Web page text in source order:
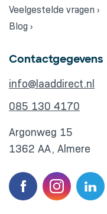
Veelgestelde vragen ›
Blog ›
Contactgegevens
info@laaddirect.nl
085 130 4170
Argonweg 15
1362 AA, Almere